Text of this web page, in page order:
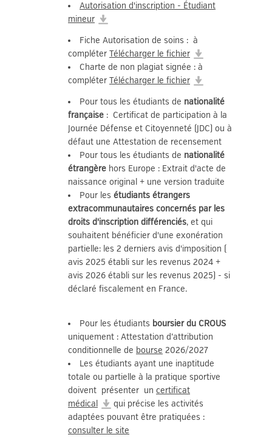
Autorisation d'inscription - Étudiant
mineur
Fiche Autorisation de soins : à
compléter Télécharger le fichier
Charte de non plagiat signée : à
compléter Télécharger le fichier
Pour tous les étudiants de nationalité
française : Certificat de participation à la
Journée Défense et Citoyenneté (JDC) ou à
défaut une Attestation de recensement
Pour tous les étudiants de nationalité
étrangère hors Europe : Extrait d'acte de
naissance original + une version traduite
Pour les étudiants étrangers
extracommunautaires concernés par les
droits d'inscription différenciés, et qui
souhaitent bénéficier d'une exonération
partielle: les 2 derniers avis d'imposition (
avis 2025 établi sur les revenus 2024 +
avis 2026 établi sur les revenus 2025) - si
déclaré fiscalement en France.
Pour les étudiants boursier du CROUS
uniquement : Attestation d’attribution
conditionnelle de bourse 2026/2027
Les étudiants ayant une inaptitude
totale ou partielle à la pratique sportive
doivent présenter un certificat
médical
qui précise les activités
adaptées pouvant être pratiquées :
consulter le site